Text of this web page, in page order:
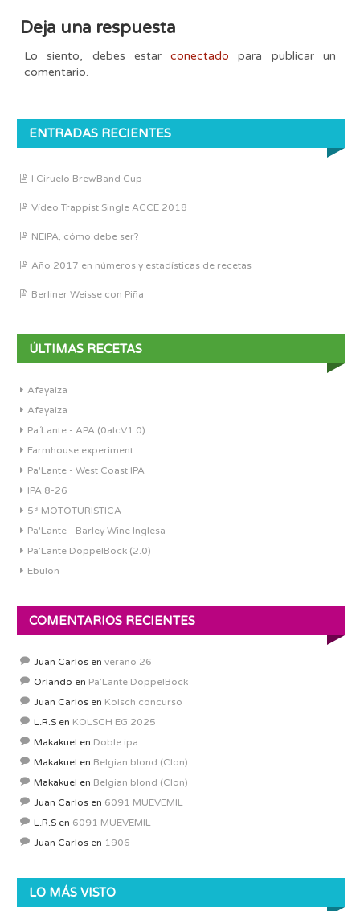
Deja una respuesta
Lo siento, debes estarconectado para publicar un
comentario.
ENTRADAS RECIENTES
I Ciruelo BrewBand Cup
Vídeo Trappist Single ACCE 2018
NEIPA, cómo debe ser?
Año 2017 en números y estadísticas de recetas
Berliner Weisse con Piña
ÚLTIMAS RECETAS
Afayaiza
Afayaiza
Pa´Lante - APA (0alcV1.0)
Farmhouse experiment
Pa'Lante - West Coast IPA
IPA 8-26
5ª MOTOTURISTICA
Pa'Lante - Barley Wine Inglesa
Pa’Lante DoppelBock (2.0)
Ebulon
COMENTARIOS RECIENTES
Juan Carlos en verano 26
Orlando en Pa’Lante DoppelBock
Juan Carlos en Kolsch concurso
L.R.S en KOLSCH EG 2025
Makakuel en Doble ipa
Makakuel en Belgian blond (Clon)
Makakuel en Belgian blond (Clon)
Juan Carlos en 6091 MUEVEMIL
L.R.S en 6091 MUEVEMIL
Juan Carlos en 1906
LO MÁS VISTO